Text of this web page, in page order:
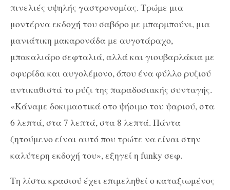
πινελιές υψηλής γαστρονομίας. Τρώμε μια
μοντέρνα εκδοχή του σαβόρο με μπαρμπούνι, μια
μανιάτικη μακαρονάδα με αυγοτάραχο,
μπακαλιάρο σεφταλιά, αλλά και γιουβαρλάκια με
σφυρίδα και αυγολέμονο, όπου ένα φύλλο ρυζιού
αντικαθιστά το ρύζι της παραδοσιακής συνταγής.
«Κάναμε δοκιμαστικά στο ψήσιμο του ψαριού, στα
6 λεπτά, στα 7 λεπτά, στα 8 λεπτά. Πάντα
ζητούμενο είναι αυτό που τρώτε να είναι στην
καλύτερη εκδοχή του», εξηγεί η funky σεφ.
Τη λίστα κρασιού έχει επιμεληθεί ο καταξιωμένος